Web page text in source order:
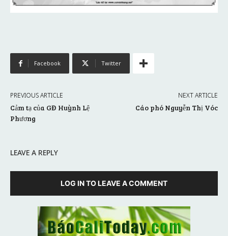
Facebook Twitter
PREVIOUS ARTICLE
Cảm tạ của GĐ Huỳnh Lệ
Phương
NEXT ARTICLE
Cáo phó Nguyễn Thị Vóc
LEAVE A REPLY
LOG IN TO LEAVE A COMMENT